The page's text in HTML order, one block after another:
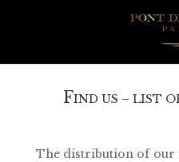
FIND US – LIST
The distribution of our